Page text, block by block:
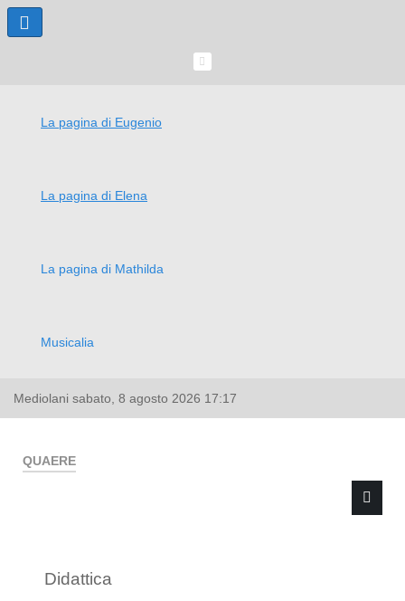
La pagina di Eugenio
La pagina di Elena
La pagina di Mathilda
Musicalia
Mediolani sabato, 8 agosto 2026 17:17
QUAERE
Type 2 or more characters for results.
Didattica